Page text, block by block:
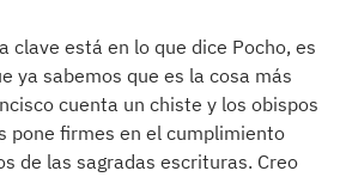
clave está en lo que dice Pocho, es
ya sabemos que es la cosa más
cuenta un chiste y los obispos
pone firmes en el cumplimiento
de las sagradas escrituras. Creo